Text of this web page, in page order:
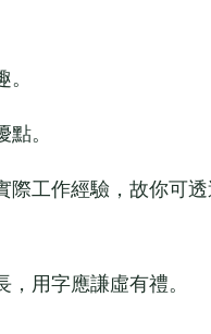
。
工作經驗，故你可透
用字應謙虛有禮。